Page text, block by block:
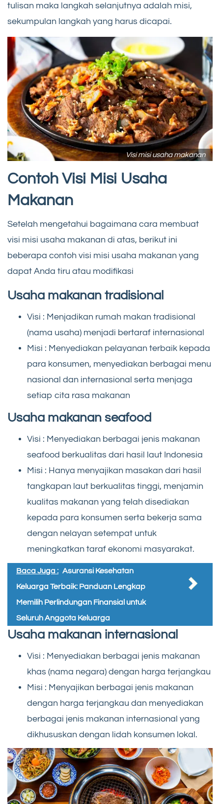
tulisan maka langkah selanjutnya adalah misi,
sekumpulan langkah yang harus dicapai.
Visi misi usaha makanan
Contoh Visi Misi Usaha
Makanan
Setelah mengetahui bagaimana cara membuat
visi misi usaha makanan di atas, berikut ini
beberapa contoh visi misi usaha makanan yang
dapat Anda tiru atau modifikasi
Usaha makanan tradisional
Visi : Menjadikan rumah makan tradisional
(nama usaha) menjadi bertaraf internasional
Misi : Menyediakan pelayanan terbaik kepada
para konsumen, menyediakan berbagai menu
nasional dan internasional serta menjaga
setiap cita rasa makanan
Usaha makanan seafood
Visi : Menyediakan berbagai jenis makanan
seafood berkualitas dari hasil laut Indonesia
Misi : Hanya menyajikan masakan dari hasil
tangkapan laut berkualitas tinggi, menjamin
kualitas makanan yang telah disediakan
kepada para konsumen serta bekerja sama
dengan nelayan setempat untuk
meningkatkan taraf ekonomi masyarakat.
Baca Juga : Asuransi Kesehatan
Keluarga Terbaik: Panduan Lengkap
Memilih Perlindungan Finansial untuk
Seluruh Anggota Keluarga
Usaha makanan internasional
Visi : Menyediakan berbagai jenis makanan
khas (nama negara) dengan harga terjangkau
Misi : Menyajikan berbagai jenis makanan
dengan harga terjangkau dan menyediakan
berbagai jenis makanan internasional yang
dikhususkan dengan lidah konsumen lokal.